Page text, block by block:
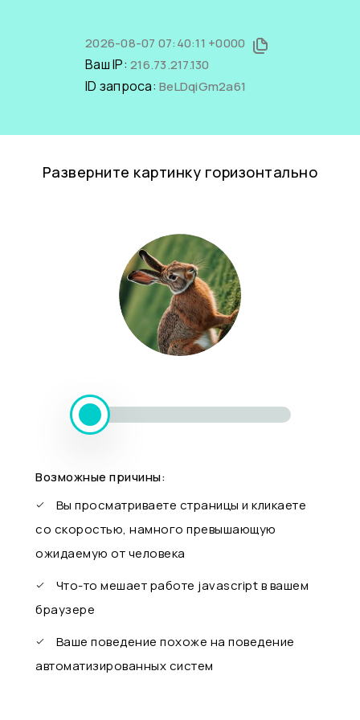
2026-08-07 07:40:11 +0000
Ваш IP: 216.73.217.130
ID запроса: BeLDqiGm2a61
Разверните картинку горизонтально
Возможные причины:
Вы просматриваете страницы и кликаете
со скоростью, намного превышающую
ожидаемую от человека
Что-то мешает работе javascript в вашем
браузере
Ваше поведение похоже на поведение
автоматизированных систем